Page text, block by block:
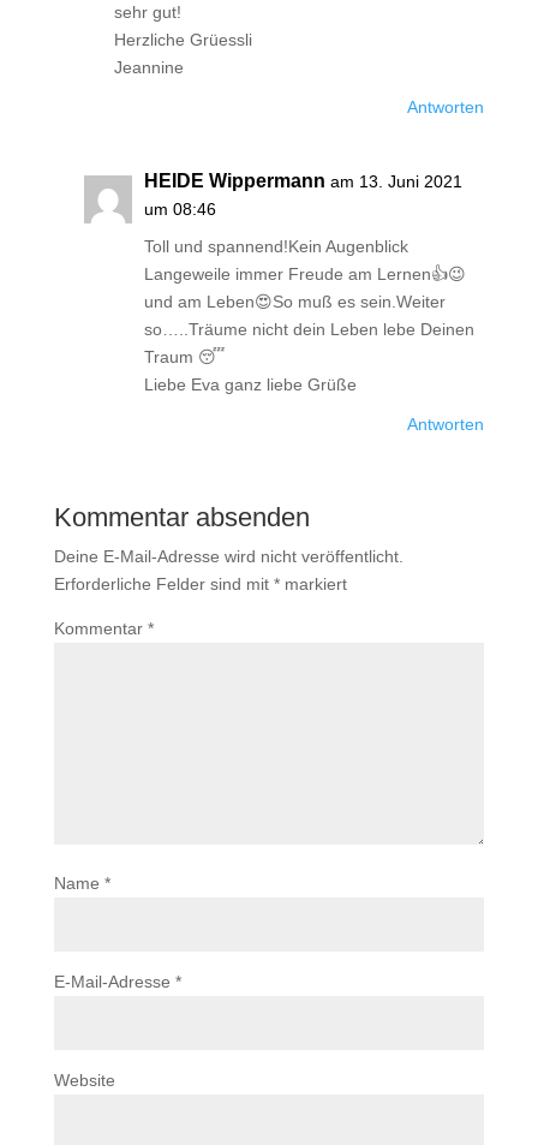
sehr gut!
Herzliche Grüessli
Jeannine
Antworten
HEIDE Wippermann am 13. Juni 2021
um 08:46
Toll und spannend!Kein Augenblick
Langeweile immer Freude am Lernen👍😉
und am Leben😍So muß es sein.Weiter
so…..Träume nicht dein Leben lebe Deinen
Traum 😴
Liebe Eva ganz liebe Grüße
Antworten
Kommentar absenden
Deine E-Mail-Adresse wird nicht veröffentlicht.
Erforderliche Felder sind mit *markiert
Kommentar *
Name *
E-Mail-Adresse *
Website